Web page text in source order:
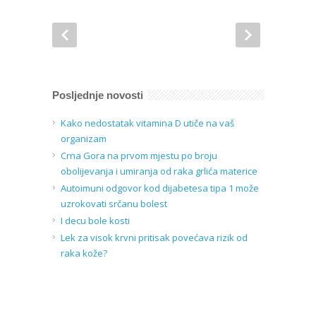
Posljednje novosti
Kako nedostatak vitamina D utiče na vaš
organizam
Crna Gora na prvom mjestu po broju
obolijevanja i umiranja od raka grlića materice
Autoimuni odgovor kod dijabetesa tipa 1 može
uzrokovati srčanu bolest
I decu bole kosti
Lek za visok krvni pritisak povećava rizik od
raka kože?